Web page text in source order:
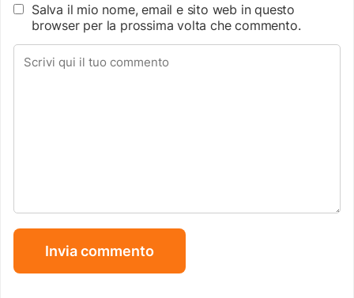
Salva il mio nome, email e sito web in questo
browser per la prossima volta che commento.